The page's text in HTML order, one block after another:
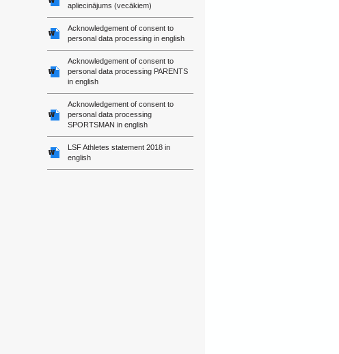
apliecinājums (vecākiem)
Acknowledgement of consent to
personal data processing in english
Acknowledgement of consent to
personal data processing PARENTS
in english
Acknowledgement of consent to
personal data processing
SPORTSMAN in english
LSF Athletes statement 2018 in
english